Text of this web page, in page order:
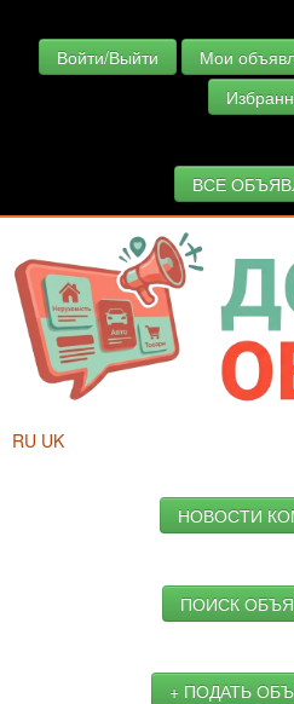
Войти/Выйти Мои
ВСЕ
RU UK
НОВОСТИ
ПОИСК
+ ПОДАТЬ